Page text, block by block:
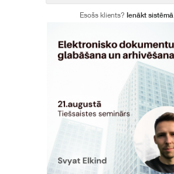
Esošs klients? Ienākt sistēmā